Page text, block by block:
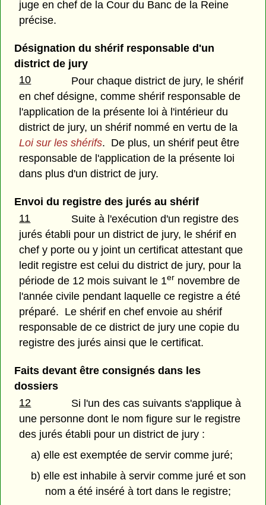
juge en chef de la Cour du Banc de la Reine
précise.
Désignation du shérif responsable d'un
district de jury
10
Pour chaque district de jury, le shérif
en chef désigne, comme shérif responsable de
l'application de la présente loi à l'intérieur du
district de jury, un shérif nommé en vertu de la
Loi sur les shérifs. De plus, un shérif peut être
responsable de l'application de la présente loi
dans plus d'un district de jury.
Envoi du registre des jurés au shérif
11
Suite à l'exécution d'un registre des
jurés établi pour un district de jury, le shérif en
chef y porte ou y joint un certificat attestant que
ledit registre est celui du district de jury, pour la
période de 12 mois suivant le 1er novembre de
l'année civile pendant laquelle ce registre a été
préparé. Le shérif en chef envoie au shérif
responsable de ce district de jury une copie du
registre des jurés ainsi que le certificat.
Faits devant être consignés dans les
dossiers
12
Si l'un des cas suivants s'applique à
une personne dont le nom figure sur le registre
des jurés établi pour un district de jury :
a) elle est exemptée de servir comme juré;
b) elle est inhabile à servir comme juré et son
nom a été inséré à tort dans le registre;